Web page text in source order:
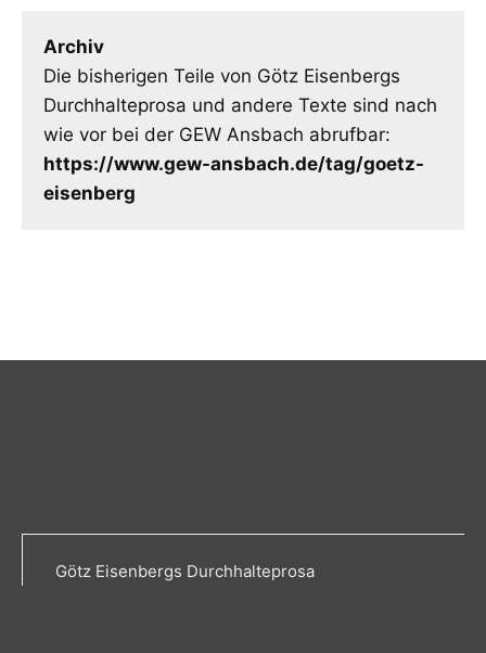
Archiv
Die bisherigen Teile von Götz Eisenbergs
Durchhalteprosa und andere Texte sind nach
wie vor bei der GEW Ansbach abrufbar:
https://www.gew-ansbach.de/tag/goetz-
eisenberg
Götz Eisenbergs Durchhalteprosa